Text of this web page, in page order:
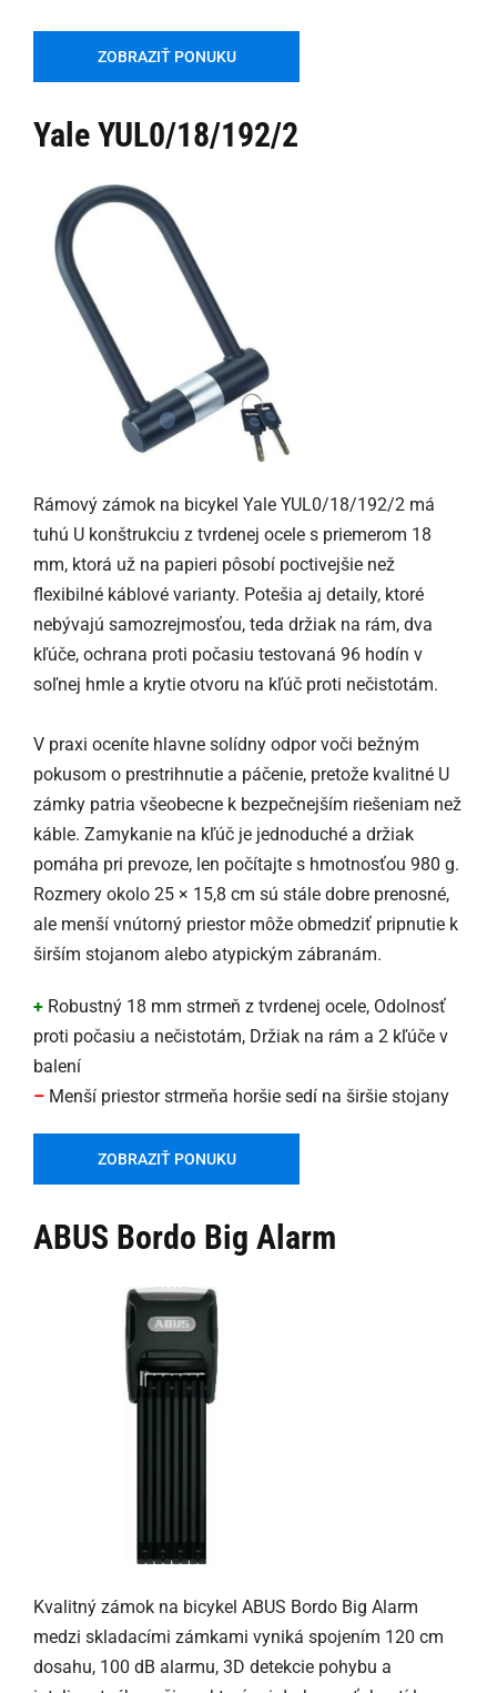
ZOBRAZIŤ PONUKU
Yale YUL0/18/192/2
Rámový zámok na bicykel Yale YUL0/18/192/2 má
tuhú U konštrukciu z tvrdenej ocele s priemerom 18
mm, ktorá už na papieri pôsobí poctivejšie než
flexibilné káblové varianty. Potešia aj detaily, ktoré
nebývajú samozrejmosťou, teda držiak na rám, dva
kľúče, ochrana proti počasiu testovaná 96 hodín v
soľnej hmle a krytie otvoru na kľúč proti nečistotám.
V praxi oceníte hlavne solídny odpor voči bežným
pokusom o prestrihnutie a páčenie, pretože kvalitné U
zámky patria všeobecne k bezpečnejším riešeniam než
káble. Zamykanie na kľúč je jednoduché a držiak
pomáha pri prevoze, len počítajte s hmotnosťou 980 g.
Rozmery okolo 25 × 15,8 cm sú stále dobre prenosné,
ale menší vnútorný priestor môže obmedziť pripnutie k
širším stojanom alebo atypickým zábranám.
+ Robustný 18 mm strmeň z tvrdenej ocele, Odolnosť
proti počasiu a nečistotám, Držiak na rám a 2 kľúče v
balení
– Menší priestor strmeňa horšie sedí na širšie stojany
ZOBRAZIŤ PONUKU
ABUS Bordo Big Alarm
Kvalitný zámok na bicykel ABUS Bordo Big Alarm
medzi skladacími zámkami vyniká spojením 120 cm
dosahu, 100 dB alarmu, 3D detekcie pohybu a